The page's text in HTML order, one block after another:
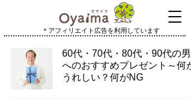
＊アフィリエイト広告を利用しています
60代・70代・80代・90代の男
へのおすすめプレゼント～何が
うれしい？何がNG